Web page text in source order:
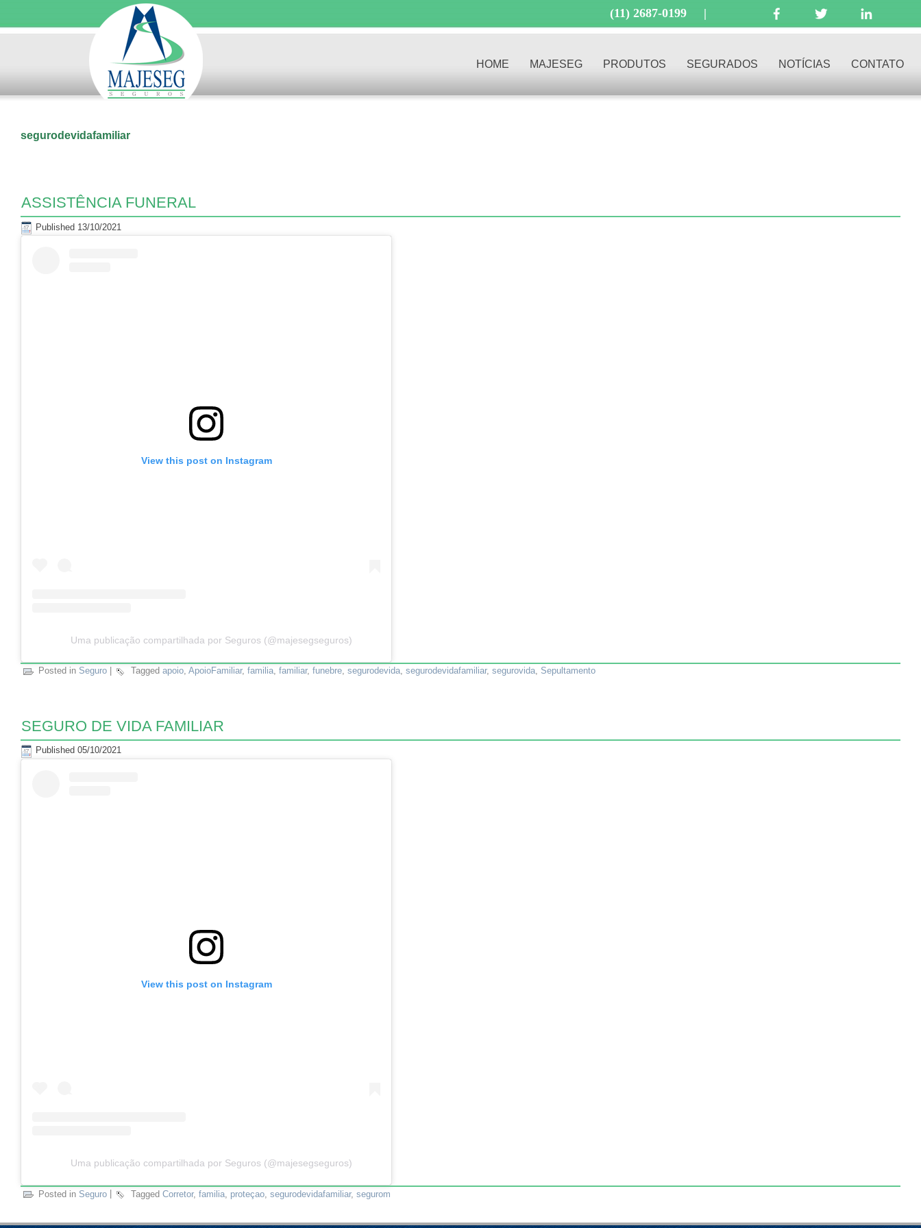
(11) 2687-0199 |
HOME MAJESEG PRODUTOS SEGURADOS NOTÍCIAS CONTATO
segurodevidafamiliar
ASSISTÊNCIA FUNERAL
Published 13/10/2021
View this post on Instagram
Uma publicação compartilhada por Seguros (@majesegseguros)
Posted in Seguro Tagged apoio ApoioFamiliar, familia familiar, funebre segurodevida segurodevidafamiliar, segurovida Sepultamento
SEGURO DE VIDA FAMILIAR
Published 05/10/2021
View this post on Instagram
Uma publicação compartilhada por Seguros (@majesegseguros)
Posted in Seguro Tagged Corretor, familia proteçao segurodevidafamiliar, segurom